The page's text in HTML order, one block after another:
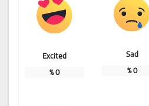
Sad
0
%
Excited
0
%